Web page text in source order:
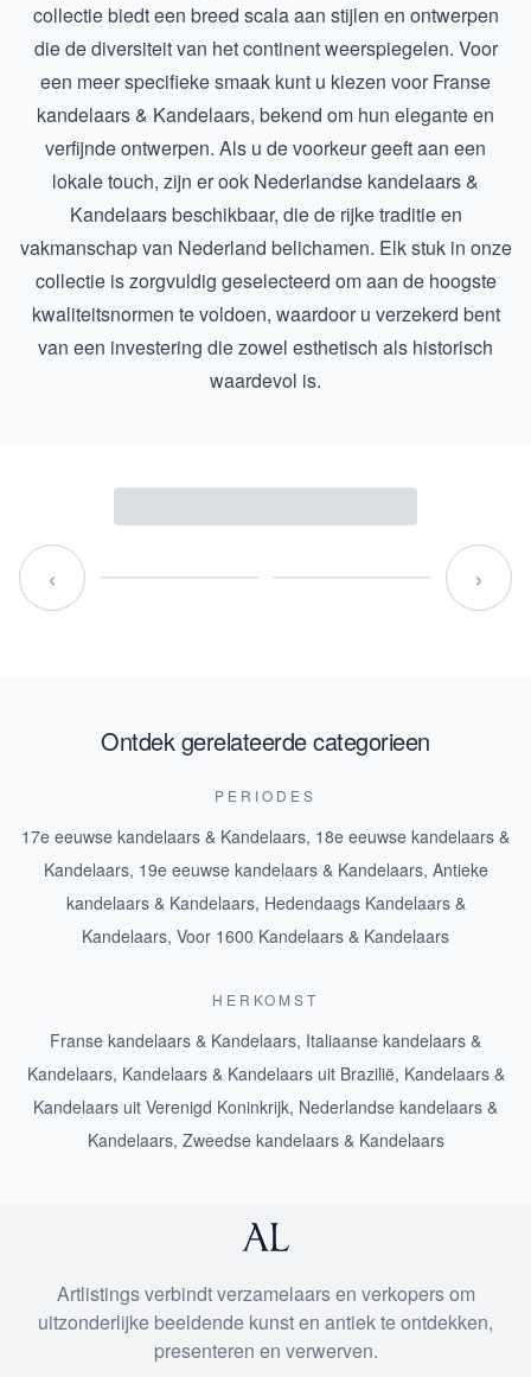
collectie biedt een breed scala aan stijlen en ontwerpen
die de diversiteit van het continent weerspiegelen. Voor
een meer specifieke smaak kunt u kiezen voorFranse
kandelaars & Kandelaars, bekend om hun elegante en
verfijnde ontwerpen. Als u de voorkeur geeft aan een
lokale touch, zijn er ook Nederlandse kandelaars &
Kandelaarsbeschikbaar, die de rijke traditie en
vakmanschap van Nederland belichamen. Elk stuk in onze
collectie is zorgvuldig geselecteerd om aan de hoogste
kwaliteitsnormen te voldoen, waardoor u verzekerd bent
van een investering die zowel esthetisch als historisch
waardevol is.
‹ ›
Ontdek gerelateerde categorieen
PERIODES
17e eeuwse kandelaars & Kandelaars, 18e eeuwse kandelaars &
Kandelaars, 19e eeuwse kandelaars & Kandelaars, Antieke
kandelaars & Kandelaars, Hedendaags Kandelaars &
Kandelaars, Voor 1600 Kandelaars & Kandelaars
HERKOMST
Franse kandelaars & Kandelaars, Italiaanse kandelaars &
Kandelaars, Kandelaars & Kandelaars uit Brazilië, Kandelaars &
Kandelaars uit Verenigd Koninkrijk, Nederlandse kandelaars &
Kandelaars, Zweedse kandelaars & Kandelaars
Artlistings verbindt verzamelaars en verkopers om
uitzonderlijke beeldende kunst en antiek te ontdekken,
presenteren en verwerven.